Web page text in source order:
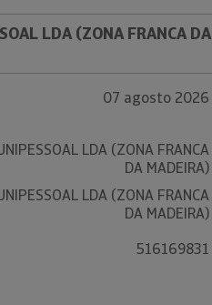
LDA (ZONA FRANCA DA
07 agosto 2026
LDA (ZONA FRANCA
DA MADEIRA)
LDA (ZONA FRANCA
DA MADEIRA)
516169831